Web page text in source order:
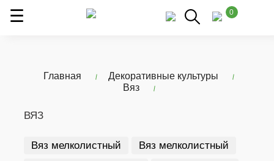
0
Главная
Декоративные культуры
Вяз
ВЯЗ
Вяз мелколистный
Вяз мелколистный